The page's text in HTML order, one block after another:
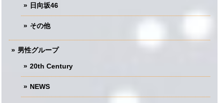
日向坂46
その他
男性グループ
20th Century
NEWS